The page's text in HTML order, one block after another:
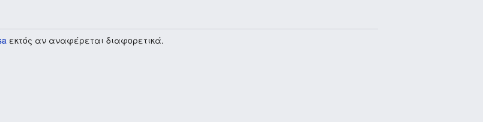
εκτός αν αναφέρεται διαφορετικά.